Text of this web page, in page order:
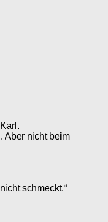
Aber nicht beim
schmeckt.“